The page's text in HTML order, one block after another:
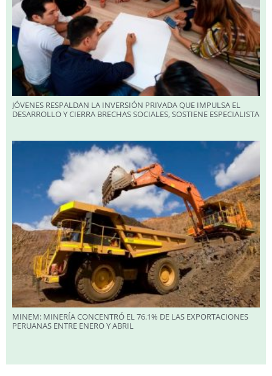
JÓVENES RESPALDAN LA INVERSIÓN PRIVADA QUE IMPULSA EL
DESARROLLO Y CIERRA BRECHAS SOCIALES, SOSTIENE ESPECIALISTA
MINEM: MINERÍA CONCENTRÓ EL 76.1% DE LAS EXPORTACIONES
PERUANAS ENTRE ENERO Y ABRIL